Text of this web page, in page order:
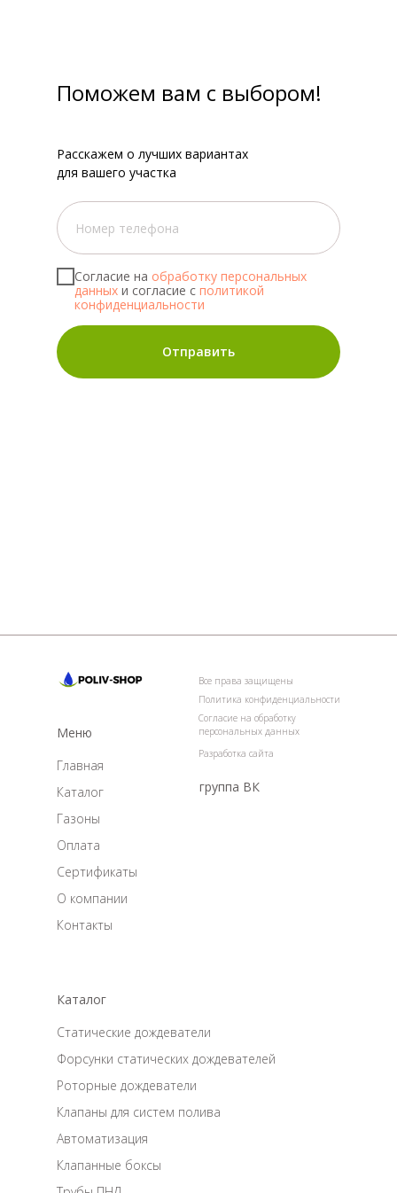
Согласие на обработку персональных
данных и согласие с политикой
конфиденциальности
Отправить
Поможем вам с выбором!
Расскажем о лучших вариантах
для вашего участка
Главная
Все права защищены
Политика конфиденциальности
Разработка сайта
Согласие на обработку
персональных данных
Каталог
Газоны
Оплата
Сертификаты
О компании
Контакты
Статические дождеватели
Форсунки статических дождевателей
Роторные дождеватели
Клапаны для систем полива
Автоматизация
Клапанные боксы
Меню
Каталог
группа ВК